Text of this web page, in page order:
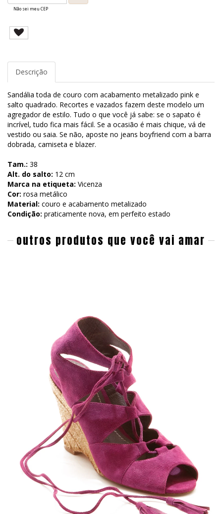
Não sei meu CEP
Descrição
Sandália toda de couro com acabamento metalizado pink e
salto quadrado. Recortes e vazados fazem deste modelo um
agregador de estilo. Tudo o que você já sabe: se o sapato é
incrível, tudo fica mais fácil. Se a ocasião é mais chique, vá de
vestido ou saia. Se não, aposte no jeans boyfriend com a barra
dobrada, camiseta e blazer.
Tam.: 38
Alt. do salto: 12 cm
Marca na etiqueta: Vicenza
Cor: rosa metálico
Material: couro e acabamento metalizado
Condição: praticamente nova, em perfeito estado
outros produtos que você vai amar